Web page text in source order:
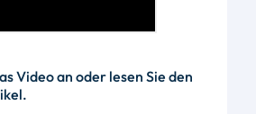
Video an oder lesen Sie den